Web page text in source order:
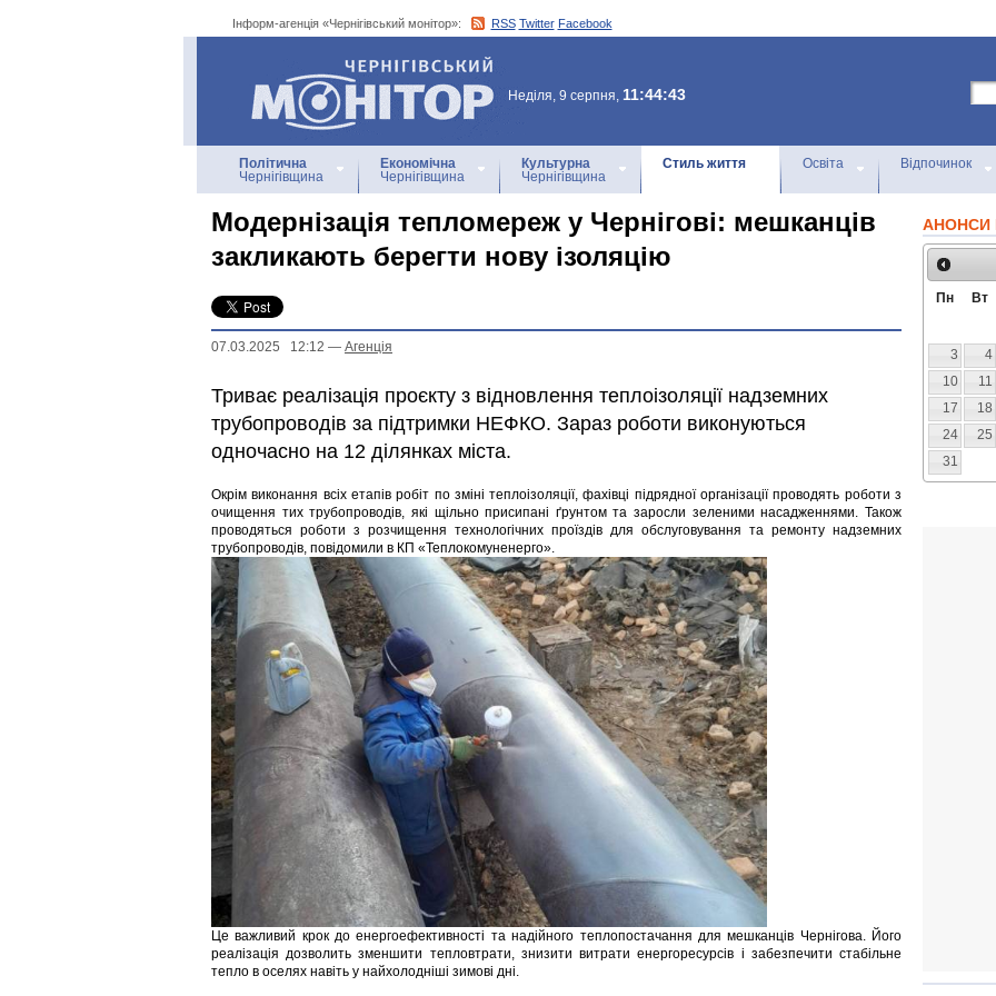
Інформ-агенція «Чернігівський монітор»: RSS Twitter Facebook
Інформ-агенція
«Чернігівський монітор»
Неділя, 9 серпня, 11:44:43
Політична
Чернігівщина
Економічна
Чернігівщина
Культурна
Чернігівщина
Стиль життя Освіта Відпочинок
Модернізація тепломереж у Чернігові: мешканців
закликають берегти нову ізоляцію
07.03.2025 12:12 — Агенцiя
Триває реалізація проєкту з відновлення теплоізоляції надземних
трубопроводів за підтримки НЕФКО. Зараз роботи виконуються
одночасно на 12 ділянках міста.
Окрім виконання всіх етапів робіт по зміні теплоізоляції, фахівці підрядної організації проводять роботи з
очищення тих трубопроводів, які щільно присипані ґрунтом та заросли зеленими насадженнями. Також
проводяться роботи з розчищення технологічних проїздів для обслуговування та ремонту надземних
трубопроводів, повідомили в КП «Теплокомуненерго».
Це важливий крок до енергоефективності та надійного теплопостачання для мешканців Чернігова. Його
реалізація дозволить зменшити тепловтрати, знизити витрати енергоресурсів і забезпечити стабільне
тепло в оселях навіть у найхолодніші зимові дні.
АНОНСИ
Пн Вт
3
4
10
11
17
18
24
25
31